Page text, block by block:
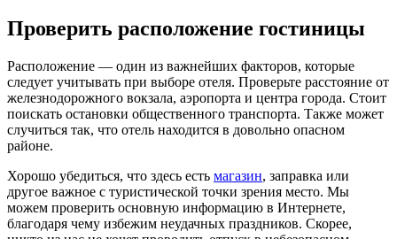
Проверить расположение гостиницы
Расположение — один из важнейших факторов, которые
следует учитывать при выборе отеля. Проверьте расстояние от
железнодорожного вокзала, аэропорта и центра города. Стоит
поискать остановки общественного транспорта. Также может
случиться так, что отель находится в довольно опасном
районе.
Хорошо убедиться, что здесь есть магазин, заправка или
другое важное с туристической точки зрения место. Мы
можем проверить основную информацию в Интернете,
благодаря чему избежим неудачных праздников. Скорее,